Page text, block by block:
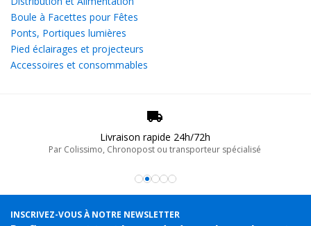
Boule à Facettes pour Fêtes
Ponts, Portiques lumières
Pied éclairages et projecteurs
Accessoires et consommables
Livraison rapide 24h/72h
Par Colissimo, Chronopost ou transporteur spécialisé
INSCRIVEZ-VOUS À NOTRE NEWSLETTER